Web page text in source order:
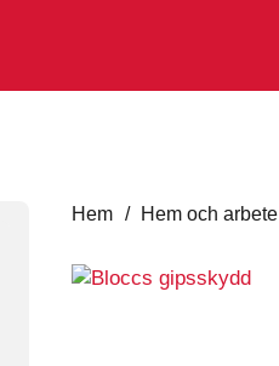
Hem / Hem och arbete